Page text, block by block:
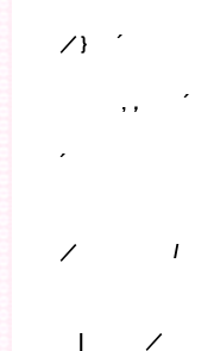
／｝ ´
,， ´
／
´
／/
/
／ /
厂/
/
|